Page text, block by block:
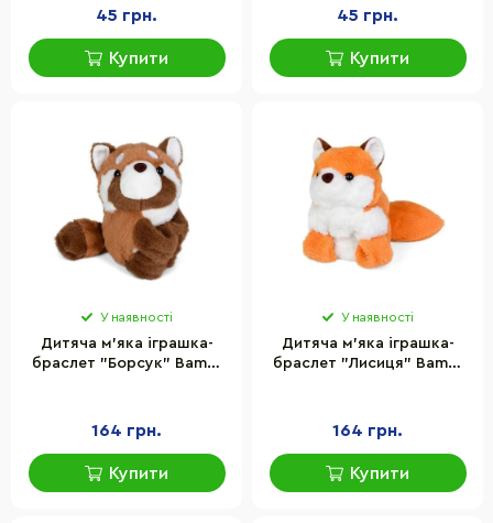
45 грн.
Купити
45 грн.
Купити
У наявності
Дитяча м'яка іграшка-
браслет "Борсук" Bambi
164 грн.
Купити
У наявності
Дитяча м'яка іграшка-
браслет "Лисиця" Bambi
164 грн.
Купити